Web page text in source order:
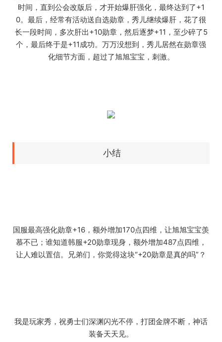
时间，直到公会改版后，才开始爆肝强化，最终达到了+1
0。最后，经常有活动送自选勋章，秀儿继续爆肝，花了很
长一段时间，多次肝出+10勋章，然后逐梦+11，至少碎了5
个，最后终于是+11成功。万万没想到，秀儿居然在勋章强
化细节方面，超过了旭旭宝宝，刺激。
小结
国服最高强化勋章+16，额外增加170点四维，让旭旭宝宝羡
慕不已；谁知道韩服+20勋章现身，额外增加487点四维，
让人难以置信。兄弟们，你觉得这块“+20勋章是真的吗”？
我是玩家秀，祝勇士们深渊闪光不停，打团金牌不断，神话
装备天天见。